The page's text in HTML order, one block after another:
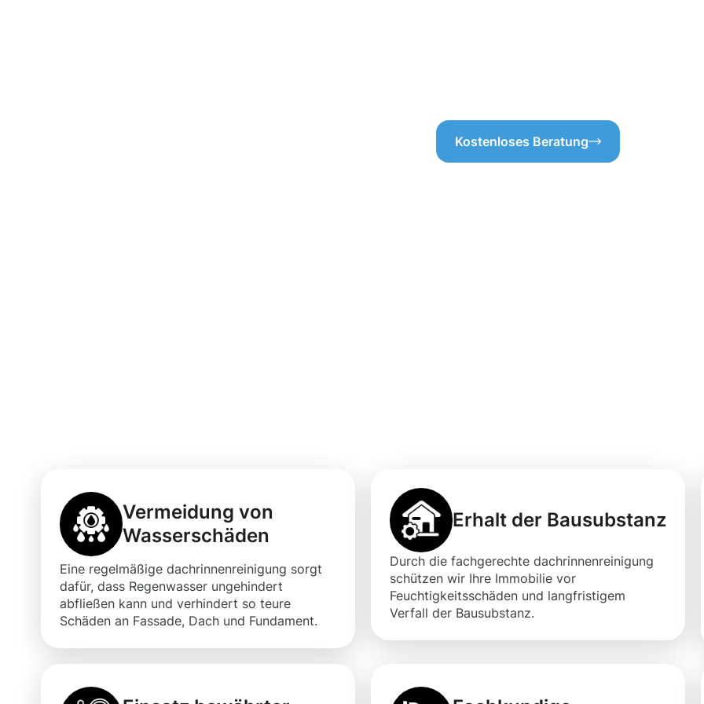
Kostenloses Beratung
Vermeidung von
Wasserschäden
Eine regelmäßige dachrinnenreinigung sorgt
dafür, dass Regenwasser ungehindert
abfließen kann und verhindert so teure
Schäden an Fassade, Dach und Fundament.
Erhalt der Bausubstanz
Durch die fachgerechte dachrinnenreinigung
schützen wir Ihre Immobilie vor
Feuchtigkeitsschäden und langfristigem
Verfall der Bausubstanz.